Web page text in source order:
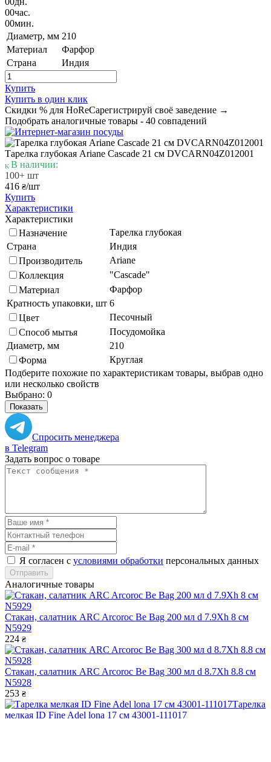
00час.
00мин.
Диаметр, мм 210
Материал
Фарфор
Страна
Индия
Купить
Купить в один клик
Скидки % для HoReCaрегистрируй своё заведение →
Подобрать аналогичные товары - 40 совпадений
Тарелка глубокая Ariane Cascade 21 см DVCARN04Z012001
В наличии:
100+ шт
416 ₴/шт
Купить
Характеристики
Характеристики
Назначение
Тарелка глубокая
Страна
Индия
Производитель
Ariane
Коллекция
"Cascade"
Материал
Фарфор
Кратность упаковки, шт 6
Цвет
Песочный
Способ мытья
Посудомойка
Диаметр, мм
210
Форма
Круглая
Подберите похожие по характеристикам товары, выбрав одно
или несколько свойств
Выбрано: 0
Показать
Спросить менеджера
в Telegram
Задать вопрос о товаре
Я согласен с условиями обработки персональных данных
Отправить
Аналогичные товары
Стакан, салатник ARC Arcoroc Be Bag 200 мл d 7.9Xh 8 см
N5929
224 ₴
Стакан, салатник ARC Arcoroc Be Bag 300 мл d 8.7Xh 8.8 см
N5928
253 ₴
Тарелка
мелкая ID Fine Adel lona 17 см 43001-111017